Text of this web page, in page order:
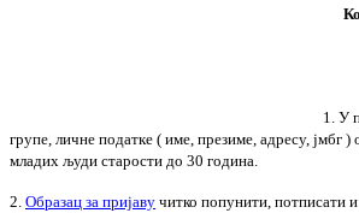
1. У
групе, личне податке ( име, презиме, адресу, јмбг )
младих људи старости до 30 година.
2. Образац за пријаву читко попунити, потписати